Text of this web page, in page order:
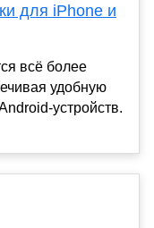
для iPhone и
всё более
удобную
устройств.